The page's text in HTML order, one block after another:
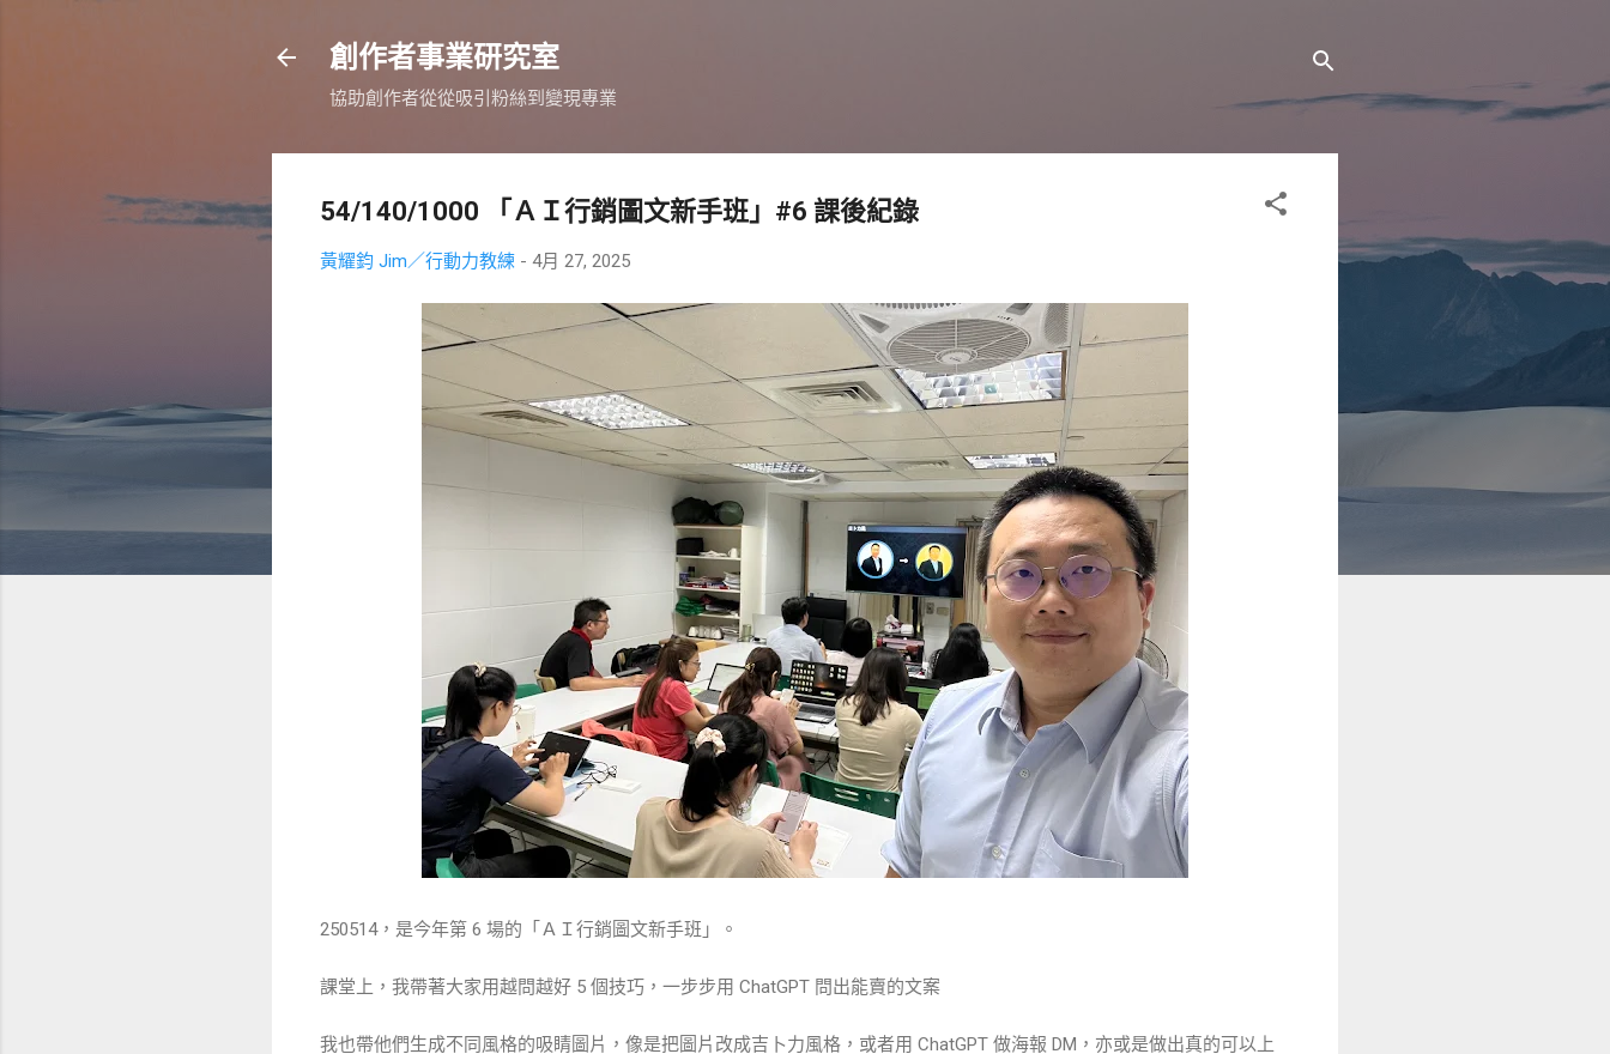
創作者事業研究室
協助創作者從從吸引粉絲到變現專業
54/140/1000 「ＡＩ行銷圖文新手班」#6 課後紀錄
黃耀鈞 Jim／行動力教練 - 4月 27, 2025
250514，是今年第 6 場的「ＡＩ行銷圖文新手班」。
課堂上，我帶著大家用越問越好 5 個技巧，一步步用 ChatGPT 問出能賣的文案
我也帶他們生成不同風格的吸睛圖片，像是把圖片改成吉卜力風格，或者用 ChatGPT 做海報 DM，亦或是做出真的可以上